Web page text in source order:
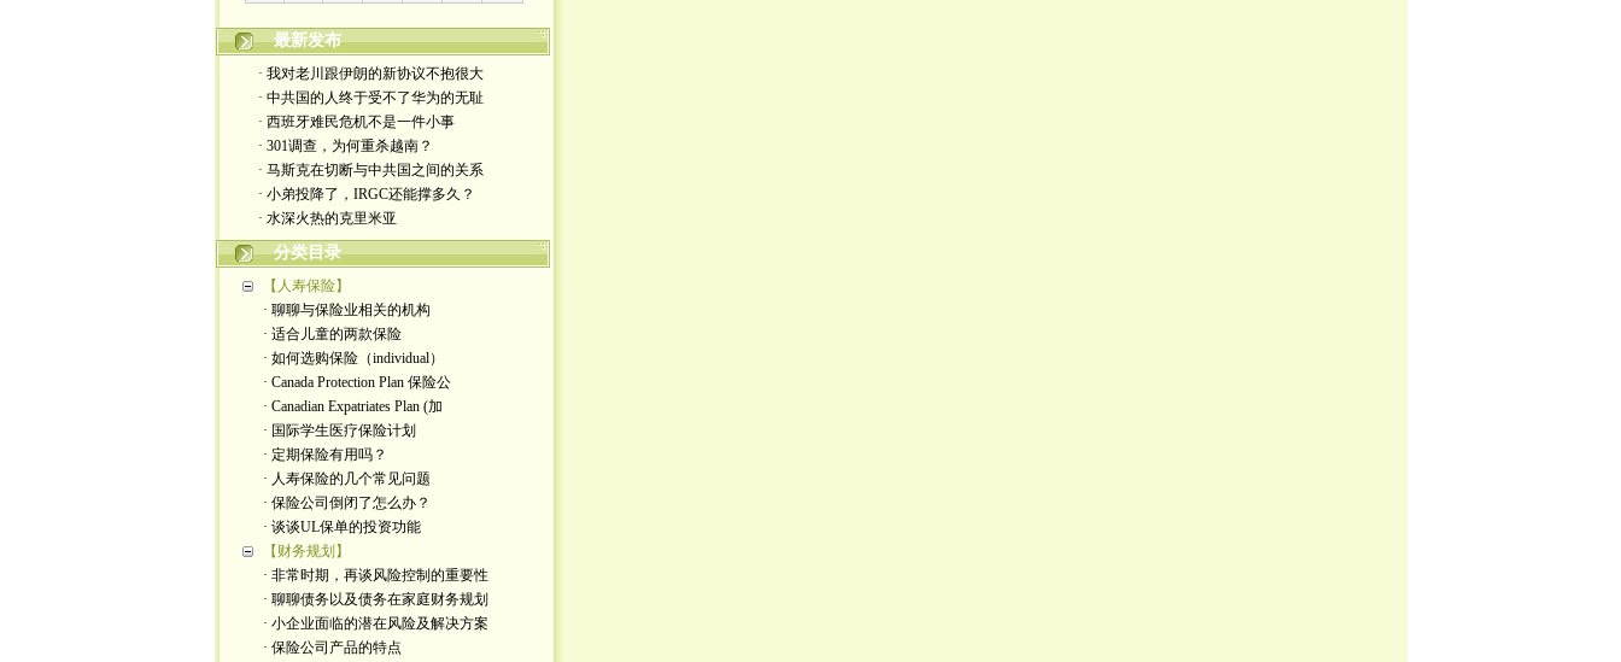
最新发布
· 我对老川跟伊朗的新协议不抱很大
· 中共国的人终于受不了华为的无耻
· 西班牙难民危机不是一件小事
· 301调查，为何重杀越南？
· 马斯克在切断与中共国之间的关系
· 小弟投降了，IRGC还能撑多久？
· 水深火热的克里米亚
分类目录
【人寿保险】
· 聊聊与保险业相关的机构
· 适合儿童的两款保险
· 如何选购保险（individual）
· Canada Protection Plan 保险公
· Canadian Expatriates Plan (加
· 国际学生医疗保险计划
· 定期保险有用吗？
· 人寿保险的几个常见问题
· 保险公司倒闭了怎么办？
· 谈谈UL保单的投资功能
【财务规划】
· 非常时期，再谈风险控制的重要性
· 聊聊债务以及债务在家庭财务规划
· 小企业面临的潜在风险及解决方案
· 保险公司产品的特点